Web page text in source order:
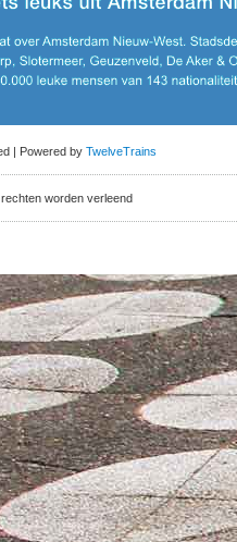
| Powered by TwelveTrains
worden verleend